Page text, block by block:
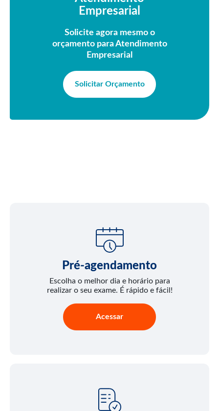
Empresarial
Solicite agora mesmo o
orçamento para Atendimento
Empresarial
Solicitar Orçamento
Pré-agendamento
Escolha o melhor dia e horário para
realizar o seu exame. É rápido e fácil!
Acessar